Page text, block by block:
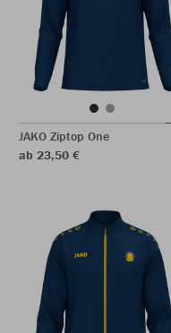
JAKO Ziptop One
ab 23,50 €